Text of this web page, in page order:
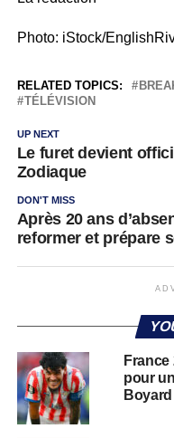
Photo: iStock/
RELATED TOPICS:
TÉLÉVISION
UP NEXT
Le furet devient
Zodiaque
DON'T MISS
Après 20 ans
reformer et prépare
France
pour
Boyard